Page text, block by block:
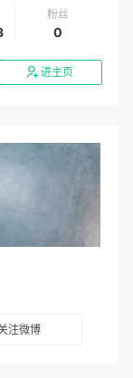
粉丝
0
进主页
注微博